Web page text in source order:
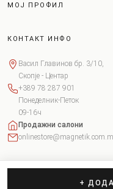
+
МОЈ ПРОФИЛ
КОНТАКТ ИНФО
Васил Главинов бр. 3/10,
Скопје - Центар
+389 78 287 901
Понеделник-Петок
09-16ч
Продажни салони
Copyright © 2026 Magnetik.